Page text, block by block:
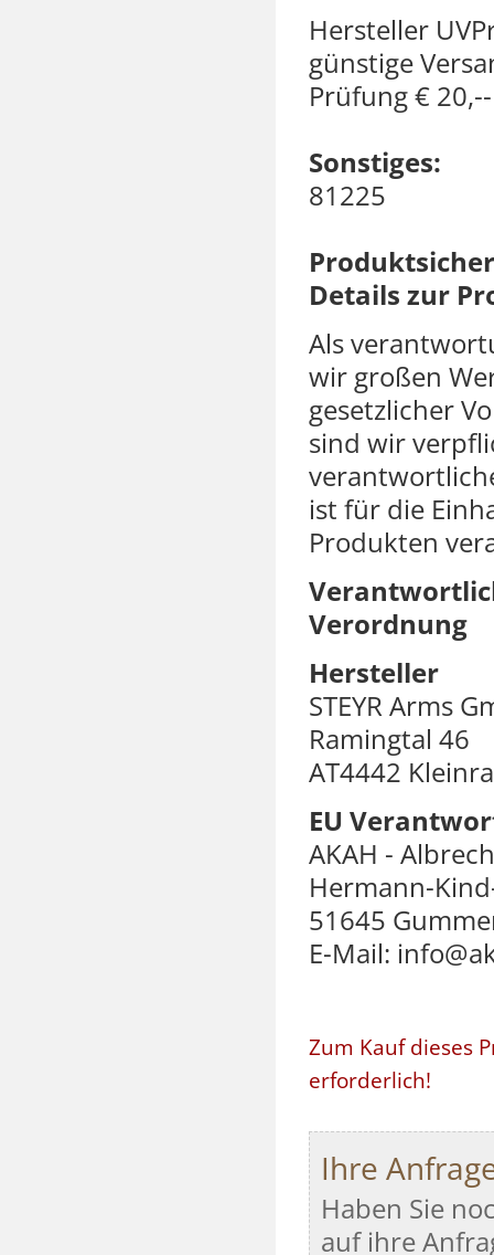
Hersteller
günstige
Prüfung € 20,--
Sonstiges:
81225
Details zur
Als
wir großen
gesetzlicher
sind wir
ist für die
Produkten
Verordnung
Hersteller
STEYR Arms
Ramingtal 46
AT4442
EU
AKAH -
Hermann-
51645
E-Mail:
Zum Kauf dieses
erforderlich!
Ihre
Haben Sie
auf ihre